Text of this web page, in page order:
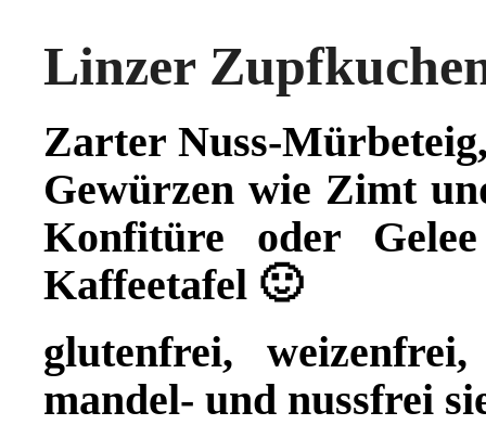
Linzer
Zarter Nuss-
Gewürzen wie Zimt
Konfitüre oder
Kaffeetafel 🙂
glutenfrei,
mandel- und nussfrei